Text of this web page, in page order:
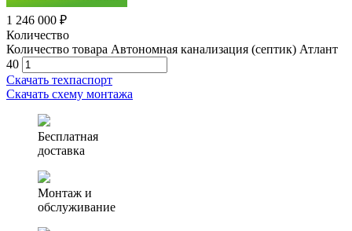
1 246 000 ₽
Количество
Количество товара Автономная канализация (септик) Атлант
40
Скачать техпаспорт
Скачать схему монтажа
Бесплатная
доставка
Монтаж и
обслуживание